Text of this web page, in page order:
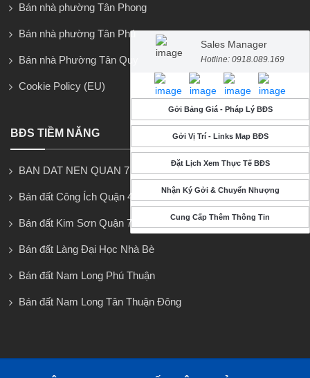
Sales Manager
Hotline: 0918.089.169
Gởi Bảng Giá - Pháp Lý BĐS
Gởi Vị Trí - Links Map BĐS
Đặt Lịch Xem Thực Tế BĐS
Nhận Ký Gởi & Chuyển Nhượng
Cung Cấp Thêm Thông Tin
Bán nhà phường Tân Phong
Bán nhà phường Tân Phú
Bán nhà Phường Tân Quy
Cookie Policy (EU)
BĐS TIỀM NĂNG
BAN DAT NEN QUAN 7
Bán đất Công Ích Quận 4
Bán đất Kim Sơn Quận 7
Bán đất Làng Đại Học Nhà Bè
Bán đất Nam Long Phú Thuận
Bán đất Nam Long Tân Thuận Đông